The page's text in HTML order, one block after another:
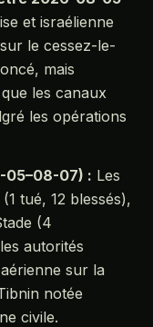
et israélienne
le cessez-le-
mais
les canaux
les opérations
05–08-07) : Les
tué, 12 blessés),
(4
autorités
sur la
notée
civile.